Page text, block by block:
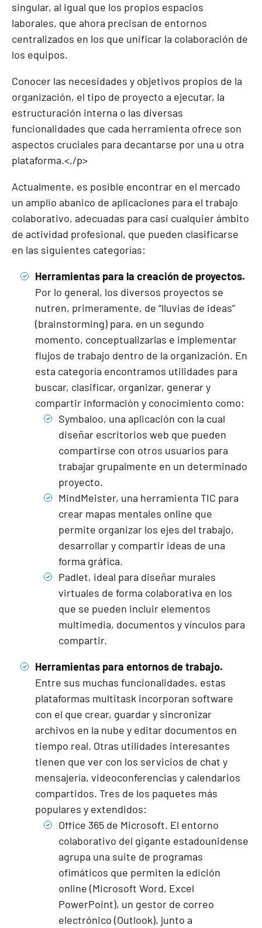
singular, al igual que los propios espacios
laborales, que ahora precisan de entornos
centralizados en los que unificar la colaboración de
los equipos.
Conocer las necesidades y objetivos propios de la
organización, el tipo de proyecto a ejecutar, la
estructuración interna o las diversas
funcionalidades que cada herramienta ofrece son
aspectos cruciales para decantarse por una u otra
plataforma.<,/p>
Actualmente, es posible encontrar en el mercado
un amplio abanico de aplicaciones para el trabajo
colaborativo, adecuadas para casi cualquier ámbito
de actividad profesional, que pueden clasificarse
en las siguientes categorías:
Herramientas para la creación de proyectos.
Por lo general, los diversos proyectos se
nutren, primeramente, de “lluvias de ideas”
(brainstorming) para, en un segundo
momento, conceptualizarlas e implementar
flujos de trabajo dentro de la organización. En
esta categoría encontramos utilidades para
buscar, clasificar, organizar, generar y
compartir información y conocimiento como:
Symbaloo, una aplicación con la cual
diseñar escritorios web que pueden
compartirse con otros usuarios para
trabajar grupalmente en un determinado
proyecto.
MindMeister, una herramienta TIC para
crear mapas mentales online que
permite organizar los ejes del trabajo,
desarrollar y compartir ideas de una
forma gráfica.
Padlet, ideal para diseñar murales
virtuales de forma colaborativa en los
que se pueden incluir elementos
multimedia, documentos y vínculos para
compartir.
Herramientas para entornos de trabajo.
Entre sus muchas funcionalidades, estas
plataformas multitask incorporan software
con el que crear, guardar y sincronizar
archivos en la nube y editar documentos en
tiempo real. Otras utilidades interesantes
tienen que ver con los servicios de chat y
mensajería, videoconferencias y calendarios
compartidos. Tres de los paquetes más
populares y extendidos:
Office 365 de Microsoft. El entorno
colaborativo del gigante estadounidense
agrupa una suite de programas
ofimáticos que permiten la edición
online (Microsoft Word, Excel
PowerPoint), un gestor de correo
electrónico (Outlook), junto a